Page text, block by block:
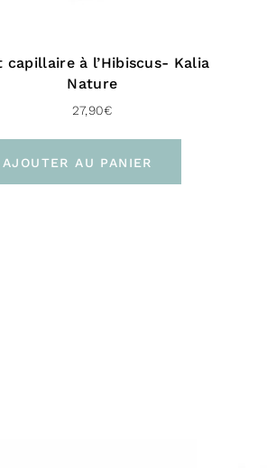
capillaire à l’Hibiscus- Kalia
Nature
27,90€
AJOUTER AU PANIER